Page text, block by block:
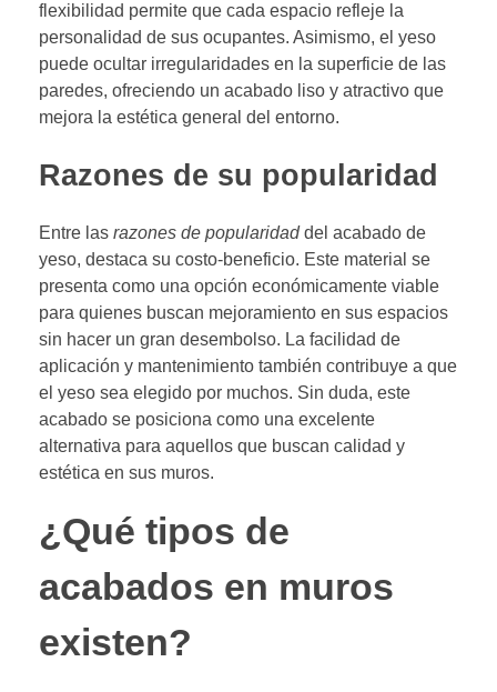
flexibilidad permite que cada espacio refleje la
personalidad de sus ocupantes. Asimismo, el yeso
puede ocultar irregularidades en la superficie de las
paredes, ofreciendo un acabado liso y atractivo que
mejora la estética general del entorno.
Razones de su popularidad
Entre las razones de popularidaddel acabado de
yeso, destaca su costo-beneficio. Este material se
presenta como una opción económicamente viable
para quienes buscan mejoramiento en sus espacios
sin hacer un gran desembolso. La facilidad de
aplicación y mantenimiento también contribuye a que
el yeso sea elegido por muchos. Sin duda, este
acabado se posiciona como una excelente
alternativa para aquellos que buscan calidad y
estética en sus muros.
¿Qué tipos de
acabados en muros
existen?